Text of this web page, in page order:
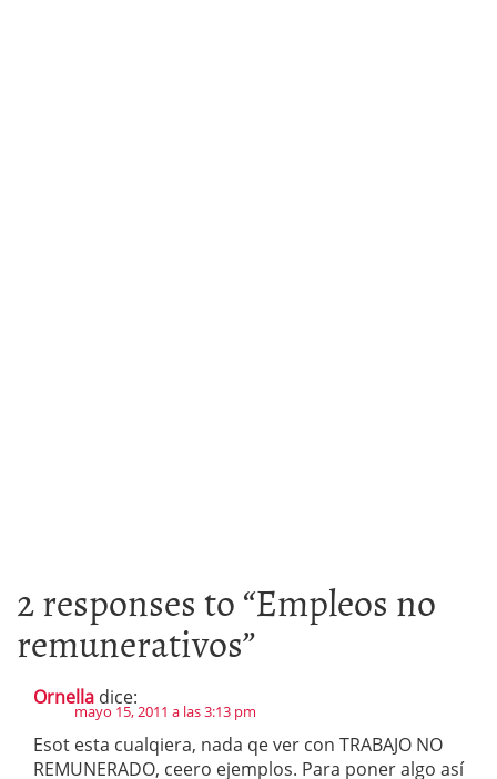
2 responses to “Empleos no
remunerativos”
Ornella dice:
mayo 15, 2011 a las 3:13 pm
Esot esta cualqiera, nada qe ver con TRABAJO NO
REMUNERADO, ceero ejemplos. Para poner algo así